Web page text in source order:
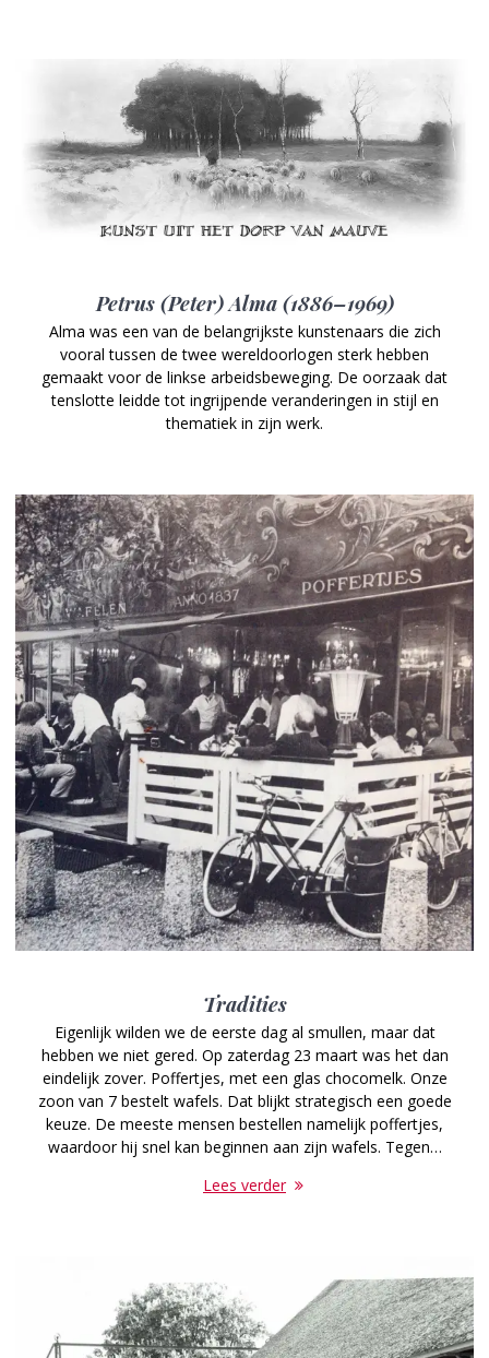
Petrus (Peter) Alma (1886–1969)
Alma was een van de belangrijkste kunstenaars die zich
vooral tussen de twee wereldoorlogen sterk hebben
gemaakt voor de linkse arbeidsbeweging. De oorzaak dat
tenslotte leidde tot ingrijpende veranderingen in stijl en
thematiek in zijn werk.
Tradities
Eigenlijk wilden we de eerste dag al smullen, maar dat
hebben we niet gered. Op zaterdag 23 maart was het dan
eindelijk zover. Poffertjes, met een glas chocomelk. Onze
zoon van 7 bestelt wafels. Dat blijkt strategisch een goede
keuze. De meeste mensen bestellen namelijk poffertjes,
waardoor hij snel kan beginnen aan zijn wafels. Tegen…
Lees verder